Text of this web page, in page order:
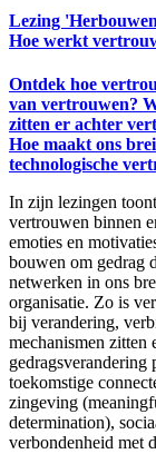
Lezing
Hoe werkt
Ontdek hoe
van vertrouwen?
zitten er achter
Hoe maakt ons
technologische
In zijn lezingen
vertrouwen binnen
emoties en
bouwen om gedrag
netwerken in ons
organisatie. Zo is
bij verandering,
mechanismen zitten
toekomstige
zingeving
determination),
verbondenheid met